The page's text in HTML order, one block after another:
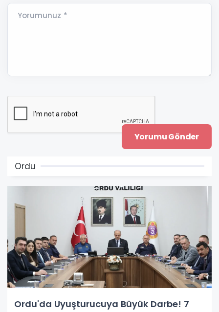
Yorumunuz *
Ordu
Ordu'da Uyuşturucuya Büyük Darbe! 7